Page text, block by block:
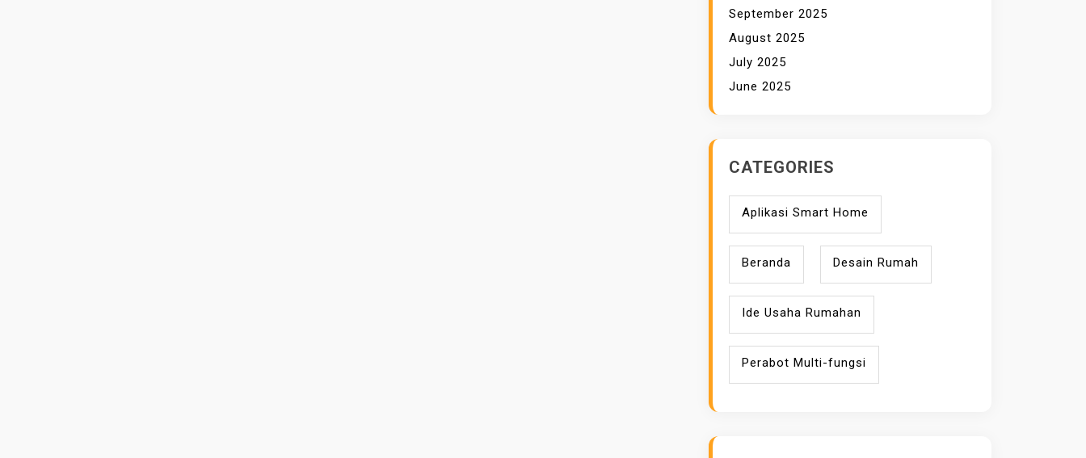
September 2025
August 2025
July 2025
June 2025
CATEGORIES
Aplikasi Smart Home
Beranda Desain Rumah
Ide Usaha Rumahan
Perabot Multi-fungsi